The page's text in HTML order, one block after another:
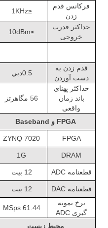
فرکانس قدم
زدن
≤1KHz
حداکثر قدرت
خروجی
≥10dBm
قدم زدن به
دست آوردن
0.5دبي
حداکثر پهنای
باند زمان
واقعی
56 مگاهرتز
FPGA و Baseband
FPGA
ZYNQ 7020
DRAM
1G
قطعنامه ADC 12 بیت
قطعنامه DAC 12 بیت
نرخ نمونه
گیری ADC
61.44 MSps
محیط زیست